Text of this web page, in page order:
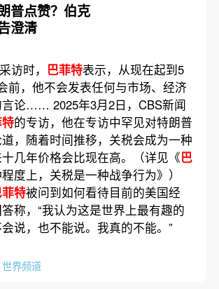
普点赞？伯克
澄清
访时， 巴菲特表示，从现在起到5
前，他不会发表任何与市场、经济
言论…… 2025年3月2日，CBS新闻
的专访，他在专访中罕见对特朗普
，随着时间推移，关税会成为一种
几年价格会比现在高。（详见《巴
度上，关税是一种战争行为》）
菲特被问到如何看待目前的美国经
称，“我认为这是世界上最有趣的
说，也不能说。我真的不能。”
世界频道